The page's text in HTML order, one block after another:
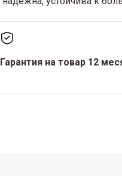
Гарантия на товар 12